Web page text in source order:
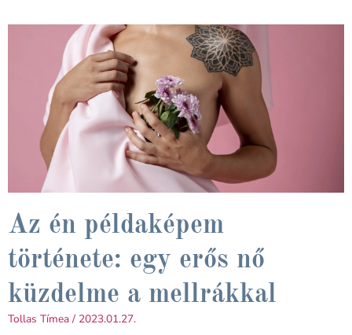
Az én példaképem
története: egy erős nő
küzdelme a mellrákkal
Tollas Tímea 2023.01.27.